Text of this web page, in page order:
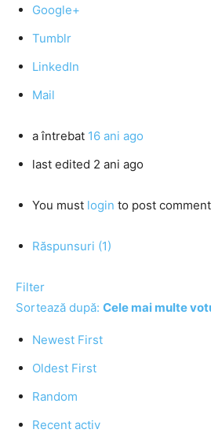
Google+
Tumblr
LinkedIn
Mail
a întrebat 16 ani ago
last edited 2 ani ago
You must login to post
Răspunsuri (1)
Filter
Sortează după: Cele mai multe
Newest First
Oldest First
Random
Recent activ